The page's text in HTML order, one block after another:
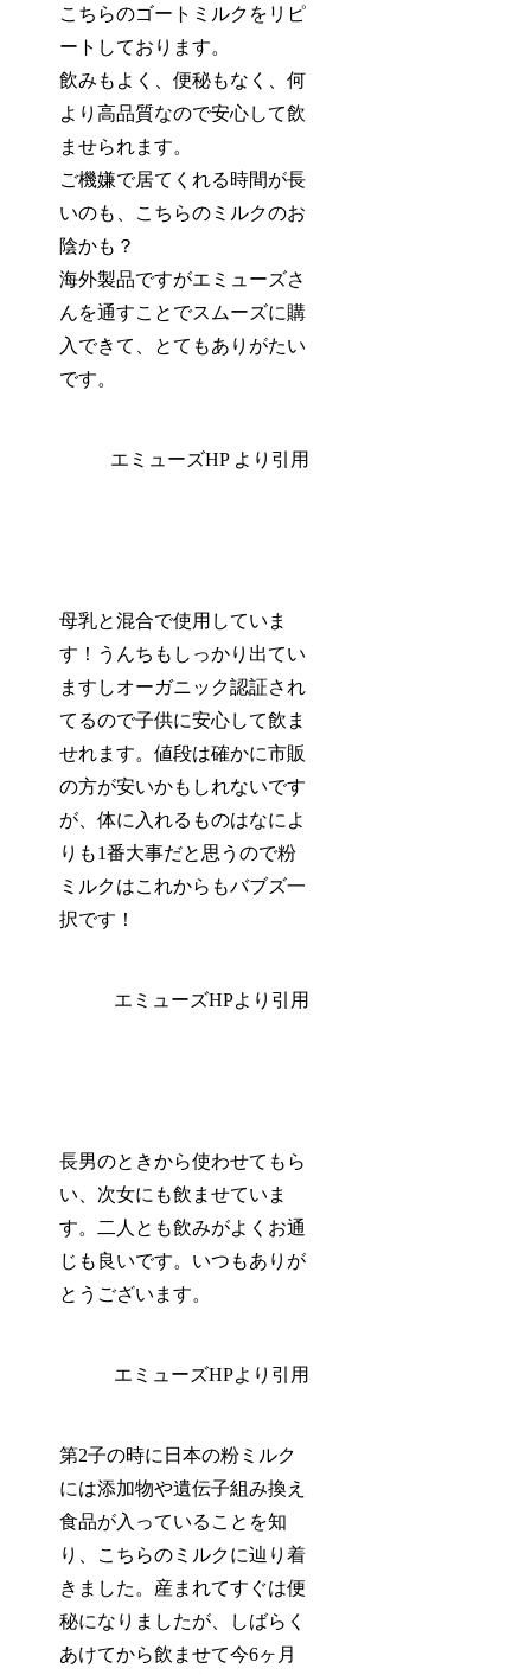
こちらのゴートミルクをリピ
ートしております。
飲みもよく、便秘もなく、何
より高品質なので安心して飲
ませられます。
ご機嫌で居てくれる時間が長
いのも、こちらのミルクのお
陰かも？
海外製品ですがエミューズさ
んを通すことでスムーズに購
入できて、とてもありがたい
です。
エミューズHP より引用
母乳と混合で使用していま
す！ うんちもしっかり出てい
ます しオーガニック認証され
てるので子供に安心して飲ま
せれます。値段は確かに市販
の方が安いかもしれないです
が、体に入れるものはなによ
りも1番大事だと思うので粉
ミルクはこれからもバブズ一
択です！
エミューズHPより引用
長男のときから使わせてもら
い、次女にも飲ませていま
す。二人とも飲みがよく お通
じも良いです。いつもありが
とうございます。
エミューズHPより引用
第2子の時に 日本の粉ミルク
には添加物や遺伝子組み換え
食品が入っている ことを知
り、こちらのミルクに辿り着
きました。産まれてすぐは便
秘になりましたが、しばらく
あけてから飲ませて今6ヶ月